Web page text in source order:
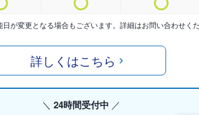
が変更となる場合もございます。詳細はお問い合わせくだ
詳しくはこちら
24時間受付中